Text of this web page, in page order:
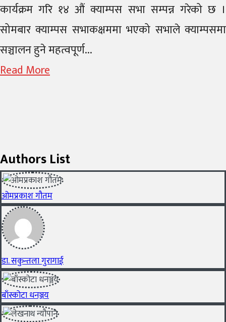
कार्यक्रम गरि १४ औं क्याम्पस सभा सम्पन्न गरेको छ ।
सोमबार क्याम्पस सभाकक्षममा भएको सभाले क्याम्पसमा
सञ्चालन हुने महत्वपूर्ण...
Read More
Authors List
ओमप्रकाश गौतम
डा. सकुन्तला गुरागाई
बाँस्कोटा धनञ्जय